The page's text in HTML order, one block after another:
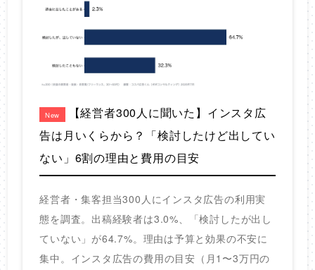
New
【経営者300人に聞いた】インスタ広
告は月いくらから？「検討したけど出してい
ない」6割の理由と費用の目安
経営者・集客担当300人にインスタ広告の利用実
態を調査。出稿経験者は3.0%、「検討したが出し
ていない」が64.7%。理由は予算と効果の不安に
集中。インスタ広告の費用の目安（月1〜3万円の